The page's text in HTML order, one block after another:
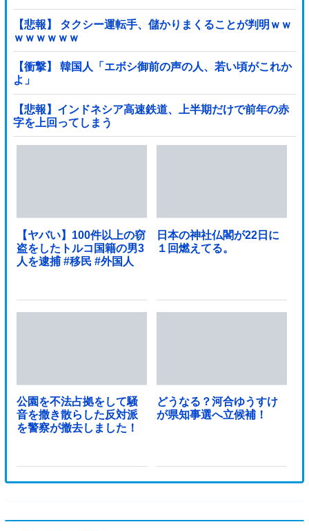
【悲報】 タクシー運転手、儲かりまくることが判明ｗｗ
ｗｗｗｗｗｗ
【衝撃】 韓国人「エボシ御前の声の人、若い頃がこれか
よ」
【悲報】インドネシア高速鉄道、上半期だけで前年の赤
字を上回ってしまう
wwwwwwwwwwwwwwwwwwwwwwwwwwwwwwwwww
wwwwwwwwwww他
【ヤバい】100件以上の窃
盗をしたトルコ国籍の男3
人を逮捕 #移民 #外国人
日本の神社仏閣が22日に
１回燃えてる。
公園を不法占拠をして騒
音を撒き散らした反対派
を警察が撤去しました！
どうなる？河合ゆうすけ
が県知事選へ立候補！